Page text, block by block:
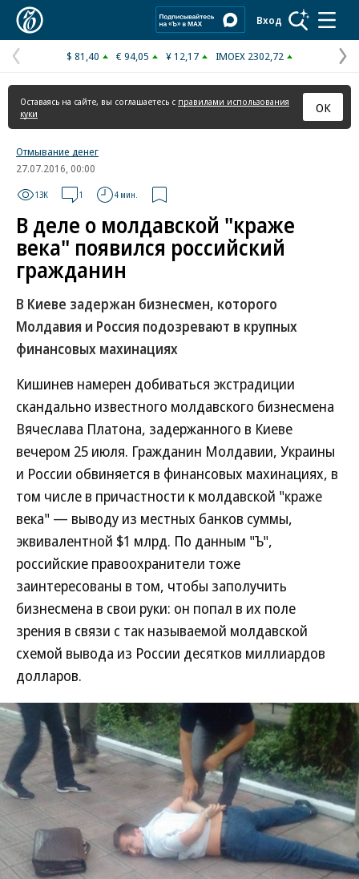
Вход
Предыдущая
страница
$ 81,40 € 94,05 ¥ 12,17 IMOEX 2302,72
Оставаясь на сайте, вы соглашаетесь с правилами использования
куки
ОК
Отмывание денег
27.07.2016, 00:00
13K 1 4 мин.
В деле о молдавской "краже
века" появился российский
гражданин
В Киеве задержан бизнесмен, которого
Молдавия и Россия подозревают в крупных
финансовых махинациях
Кишинев намерен добиваться экстрадиции
скандально известного молдавского бизнесмена
Вячеслава Платона, задержанного в Киеве
вечером 25 июля. Гражданин Молдавии, Украины
и России обвиняется в финансовых махинациях, в
том числе в причастности к молдавской "краже
века" — выводу из местных банков суммы,
эквивалентной $1 млрд. По данным "Ъ",
российские правоохранители тоже
заинтересованы в том, чтобы заполучить
бизнесмена в свои руки: он попал в их поле
зрения в связи с так называемой молдавской
схемой вывода из России десятков миллиардов
долларов.